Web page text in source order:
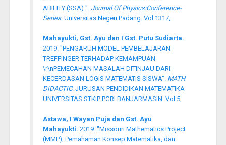
ABILITY (SSA) ". Journal Of Physics:Conference-
Series. Universitas Negeri Padang. Vol.1317,
Mahayukti, Gst. Ayu dan I Gst. Putu Sudiarta.
2019. "PENGARUH MODEL PEMBELAJARAN
TREFFINGER TERHADAP KEMAMPUAN
\r\nPEMECAHAN MASALAH DITINJAU DARI
KECERDASAN LOGIS MATEMATIS SISWA". MATH
DIDACTIC. JURUSAN PENDIDIKAN MATEMATIKA
UNIVERSITAS STKIP PGRI BANJARMASIN. Vol.5,
Astawa, I Wayan Puja dan Gst. Ayu
Mahayukti. 2019. "Missouri Mathematics Project
(MMP), Pemahaman Konsep Matematika, dan